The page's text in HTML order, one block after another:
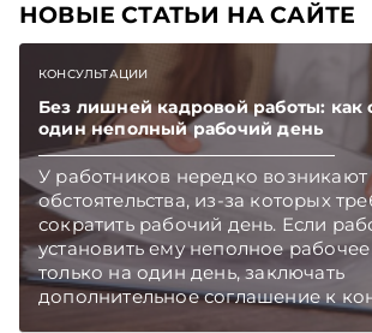
НОВЫЕ СТАТЬИ НА САЙТЕ
КОНСУЛЬТАЦИИ
Без лишней кадровой работы: как
один неполный рабочий день
У работников нередко
обстоятельства, из-за которых
сократить рабочий день. Если
установить ему неполное
только на один день, заключать
дополнительное соглашение к
требуется – достаточно